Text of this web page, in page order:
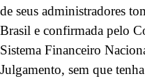
de seus administradores
Brasil e confirmada pelo
Sistema Financeiro
Julgamento, sem que